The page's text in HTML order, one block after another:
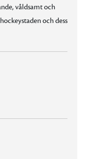
våldsamt och
och dess